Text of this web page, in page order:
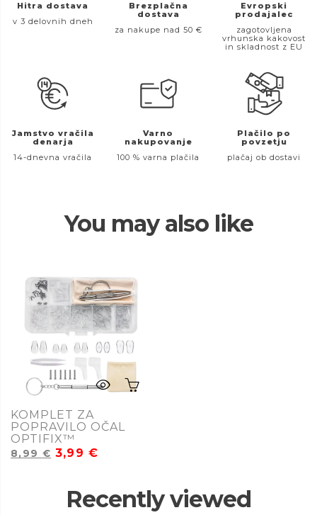
Hitra dostava
v 3 delovnih dneh
Brezplačna
dostava
za nakupe nad 50 €
Evropski
prodajalec
zagotovljena
vrhunska kakovost
in skladnost z EU
Jamstvo vračila
denarja
14-dnevna vračila
Varno
nakupovanje
100 % varna plačila
Plačilo po
povzetju
plačaj ob dostavi
You may also like
KOMPLET ZA
POPRAVILO OČAL
OPTIFIX™
8,99 € 3,99€
Recently viewed